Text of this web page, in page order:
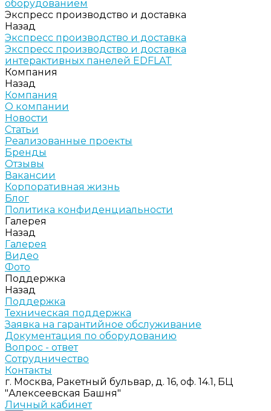
оборудованием
Экспресс производство и доставка
Назад
Экспресс производство и доставка
Экспресс производство и доставка
интерактивных панелей EDFLAT
Компания
Назад
Компания
О компании
Новости
Статьи
Реализованные проекты
Бренды
Отзывы
Вакансии
Корпоративная жизнь
Блог
Политика конфиденциальности
Галерея
Назад
Галерея
Видео
Фото
Поддержка
Назад
Поддержка
Техническая поддержка
Заявка на гарантийное обслуживание
Документация по оборудованию
Вопрос - ответ
Сотрудничество
Контакты
г. Москва, Ракетный бульвар, д. 16, оф. 14.1, БЦ
"Алексеевская Башня"
Личный кабинет